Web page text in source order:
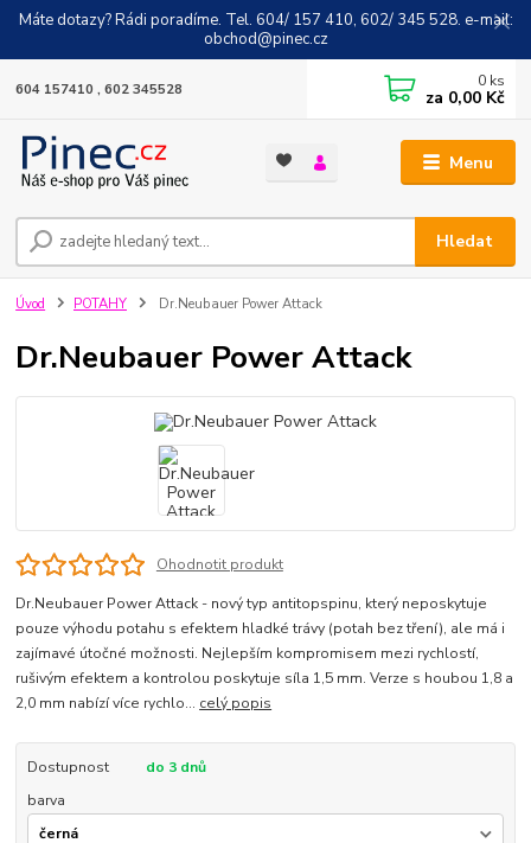
Máte dotazy? Rádi poradíme. Tel. 604/ 157 410, 602/ 345 528. e-mail:
obchod@pinec.cz
Menu
Hledat
604 157410 , 602 345528 0 ks
za 0,00 Kč
Úvod POTAHY Dr.Neubauer Power Attack
Dr.Neubauer Power Attack
Ohodnotit produkt
Dr.Neubauer Power Attack - nový typ antitopspinu, který neposkytuje
pouze výhodu potahu s efektem hladké trávy (potah bez tření), ale má i
zajímavé útočné možnosti. Nejlepším kompromisem mezi rychlostí,
rušivým efektem a kontrolou poskytuje síla 1,5 mm. Verze s houbou 1,8 a
2,0 mm nabízí více rychlo... celý popis
Dostupnost
do 3 dnů
barva